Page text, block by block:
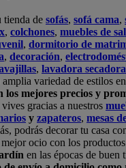
tienda de sofás, sofá cama,
, colchones, muebles de
, dormitorio de
, decoración,
, lavadora secadora
amplia variedad de estilos
los mejores precios y
gracias a nuestros
y zapateros, mesas
podrás decorar tu casa
ocio con los
en las épocas de buen